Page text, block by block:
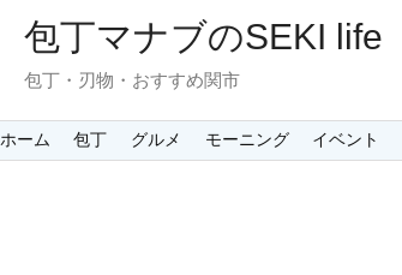
包丁マナブのSEKI life
包丁・刃物・おすすめ関市
ホーム 包丁 グルメ モーニング イベント